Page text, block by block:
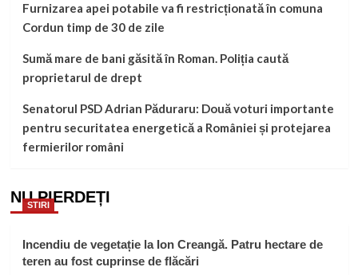
Furnizarea apei potabile va fi restricționată în comuna
Cordun timp de 30 de zile
Sumă mare de bani găsită în Roman. Poliția caută
proprietarul de drept
Senatorul PSD Adrian Păduraru: Două voturi importante
pentru securitatea energetică a României și protejarea
fermierilor români
NU PIERDEȚI
STIRI
Incendiu de vegetație la Ion Creangă. Patru hectare de
teren au fost cuprinse de flăcări